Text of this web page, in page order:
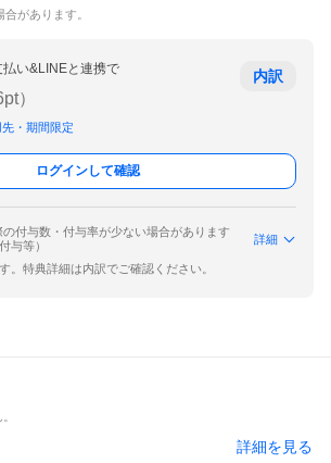
があります。
い&LINEと連携で
pt）
・期間限定
内訳
ログインして確認
付与数・付与率が少ない場合があります
与等）
詳細
。特典詳細は内訳でご確認ください。
詳細を見る